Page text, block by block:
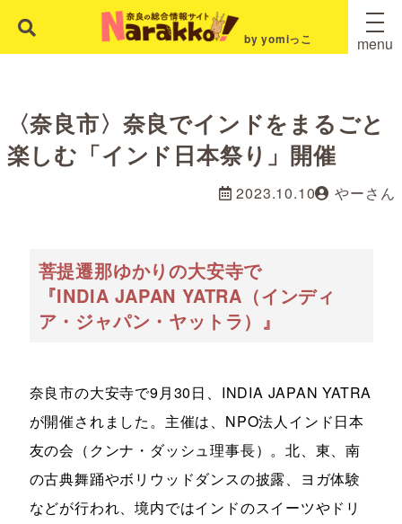
by yomiっこ menu
〈奈良市〉奈良でインドをまるごと
楽しむ「インド日本祭り」開催
2023.10.10 やーさん
菩提遷那ゆかりの大安寺で
『INDIA JAPAN YATRA（インディ
ア・ジャパン・ヤットラ）』
奈良市の大安寺で9月30日、INDIA JAPAN YATRA
が開催されました。主催は、NPO法人インド日本
友の会（クンナ・ダッシュ理事長）。北、東、南
の古典舞踊やボリウッドダンスの披露、ヨガ体験
などが行われ、境内ではインドのスイーツやドリ